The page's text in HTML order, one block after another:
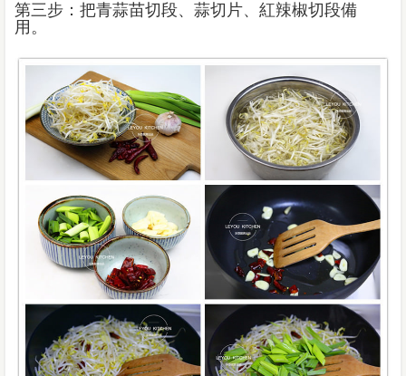
第三步：把青蒜苗切段、蒜切片、紅辣椒切段備
用。